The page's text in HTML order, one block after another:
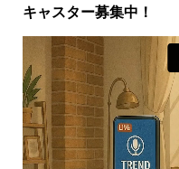
キャスター募集中！